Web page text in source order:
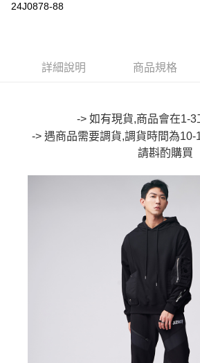
相關說明
流程，驗證手機門號後，選擇欲分期的期數、繳
成交易。
3.實際核准額度、可分期數及費用金額請依後續交
4.訂單成立30分鐘內，如未前往確認交易或遇審
1.分期款項不併入電信帳單，「大哥付你分期」於
2.透過簡訊連結打開帳單後，可選擇「超商條碼／
帳／街口支付／iPASS MONEY」等通路繳費。
1.本服務係由「台灣大哥大股份有限公司」（以下
用戶於交易時，得透過本服務購買商品或服務，
買賣價金債權讓與本公司後，依約使用本公司帳單
2.基於同意付款使用「大哥付你分期」之契約關係
資料（包含姓名、電話或地址）提供予台灣大哥
由本公司與您本人進行分期帳單所需資料之確認、
3.完整用戶服務條款，請詳閱以下連結： https://
【關於「AFTEE先享後付」】
AFTEE先享後付是「在收到商品之後才付款」的
２．便利：只要手機號碼，簡訊認證，即可結帳。
３．安心：先確認商品／服務後，再付款。
１．於結帳方式選擇「AFTEE先享後付」後，將
結帳頁面，進行簡訊認證並確認金額後，即可完成
２．訂單成立數日內，您將收到繳費通知簡訊。
３．收到繳費通知簡訊後14天內，點擊此簡訊中
ATM／網路銀行／等多元方式進行付款，方視為交
※ 請注意：結帳手續完成當下不需立刻繳費，但
購買商品的店家。未經商家同意取消之訂單仍視
※ 交易是否成功請以「AFTEE先享後付 」之結帳
是否繳費成功／繳費後需取消欲退款等相關疑問
https://
ATM付款
每筆NT$80，滿NT$888(含以上)免運費
每筆NT$80，滿NT$888(含以上)免運費
每筆NT$60，滿NT$3,000(含以上)免運費
每筆NT$60，滿NT$3,000(含以上)免運費
24J0878-88
詳細說明 商品規格
-> 如有現貨,商品會在1-3
-> 遇商品需要調貨,調貨時間為
請斟酌購買